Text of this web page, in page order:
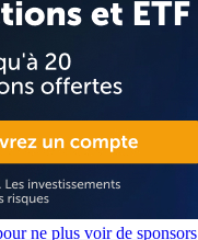
ne plus voir de sponsors